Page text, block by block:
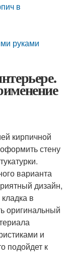
в
руками
кирпичной
стену
варианта
дизайн,
в
оригинальный
и
подойдет к